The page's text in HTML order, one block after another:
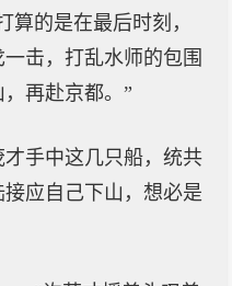
算的是在最后时刻，
击，打乱水师的包围
再赴京都。”
手中这几只船，统共
应自己下山，想必是